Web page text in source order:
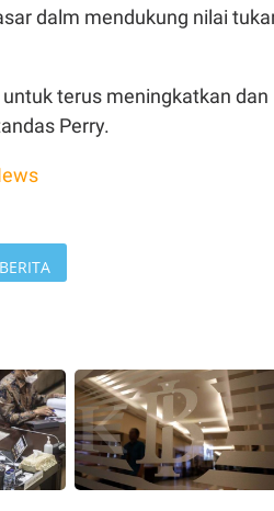
dalm mendukung nilai
terus meningkatkan dan
Perry.